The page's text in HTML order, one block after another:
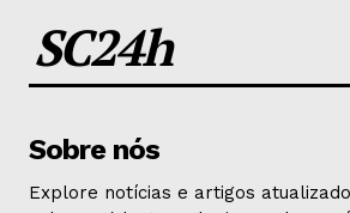
SC24h
Sobre nós
Explore notícias e artigos